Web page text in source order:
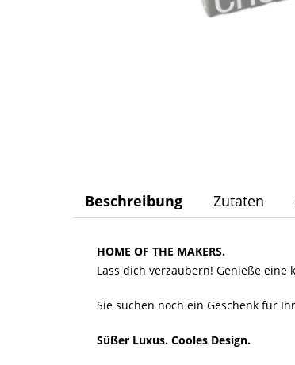
Beschreibung Zutaten
HOME OF THE MAKERS.
Lass dich verzaubern! Genieße eine
Sie suchen noch ein Geschenk für
Süßer Luxus. Cooles Design.